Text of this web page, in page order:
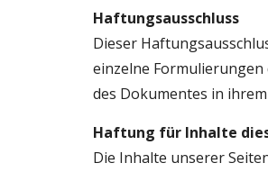
Haftungsausschluss
Dieser
einzelne
des Dokumentes in
Haftung für Inhalte
Die Inhalte unserer